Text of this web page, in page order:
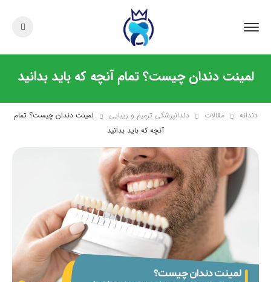
لمینت دندان چیست؟ تمام آنچه که باید بدانید
دندانه مقالات دندانپزشکی ترمیم و زیبایی
لمینت دندان چیست؟ تمام
آنچه که باید بدانید